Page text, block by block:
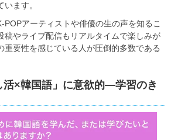
ます。
POPアーティストや俳優の生の声を知るこ
稿やライブ配信もリアルタイムで楽しみが
重要性を感じている人が圧倒的多数である
活×韓国語」に意欲的―学習のき